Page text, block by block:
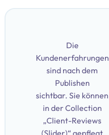
Die
Kundenerfahrungen
sind nach dem
Publishen
sichtbar. Sie können
in der Collection
„Client-Reviews
(Slider)“ gepflegt